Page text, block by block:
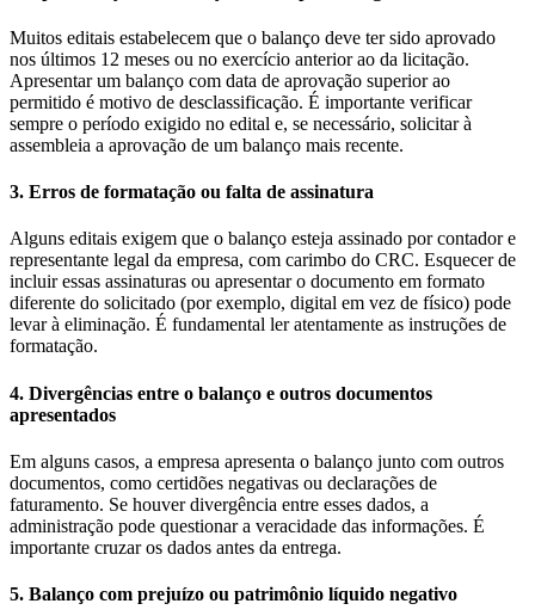
Muitos editais estabelecem que o balanço deve ter sido aprovado
nos últimos 12 meses ou no exercício anterior ao da licitação.
Apresentar um balanço com data de aprovação superior ao
permitido é motivo de desclassificação. É importante verificar
sempre o período exigido no edital e, se necessário, solicitar à
assembleia a aprovação de um balanço mais recente.
3. Erros de formatação ou falta de assinatura
Alguns editais exigem que o balanço esteja assinado por contador e
representante legal da empresa, com carimbo do CRC. Esquecer de
incluir essas assinaturas ou apresentar o documento em formato
diferente do solicitado (por exemplo, digital em vez de físico) pode
levar à eliminação. É fundamental ler atentamente as instruções de
formatação.
4. Divergências entre o balanço e outros documentos
apresentados
Em alguns casos, a empresa apresenta o balanço junto com outros
documentos, como certidões negativas ou declarações de
faturamento. Se houver divergência entre esses dados, a
administração pode questionar a veracidade das informações. É
importante cruzar os dados antes da entrega.
5. Balanço com prejuízo ou patrimônio líquido negativo